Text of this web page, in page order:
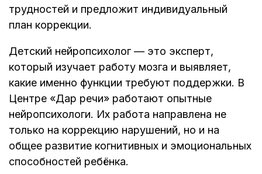
трудностей и предложит индивидуальный
план коррекции.
Детский нейропсихолог — это эксперт,
который изучает работу мозга и выявляет,
какие именно функции требуют поддержки. В
Центре «Дар речи» работают опытные
нейропсихологи. Их работа направлена не
только на коррекцию нарушений, но и на
общее развитие когнитивных и эмоциональных
способностей ребёнка.